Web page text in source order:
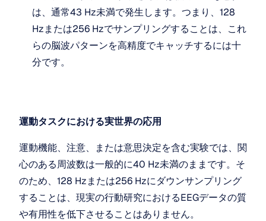
は、通常43 Hz未満で発生します。つまり、128
Hzまたは256 Hzでサンプリングすることは、これ
らの脳波パターンを高精度でキャッチするには十
分です。
運動タスクにおける実世界の応用
運動機能、注意、または意思決定を含む実験では、関
心のある周波数は一般的に40 Hz未満のままです。そ
のため、128 Hzまたは256 Hzにダウンサンプリング
することは、現実の行動研究におけるEEGデータの質
や有用性を低下させることはありません。